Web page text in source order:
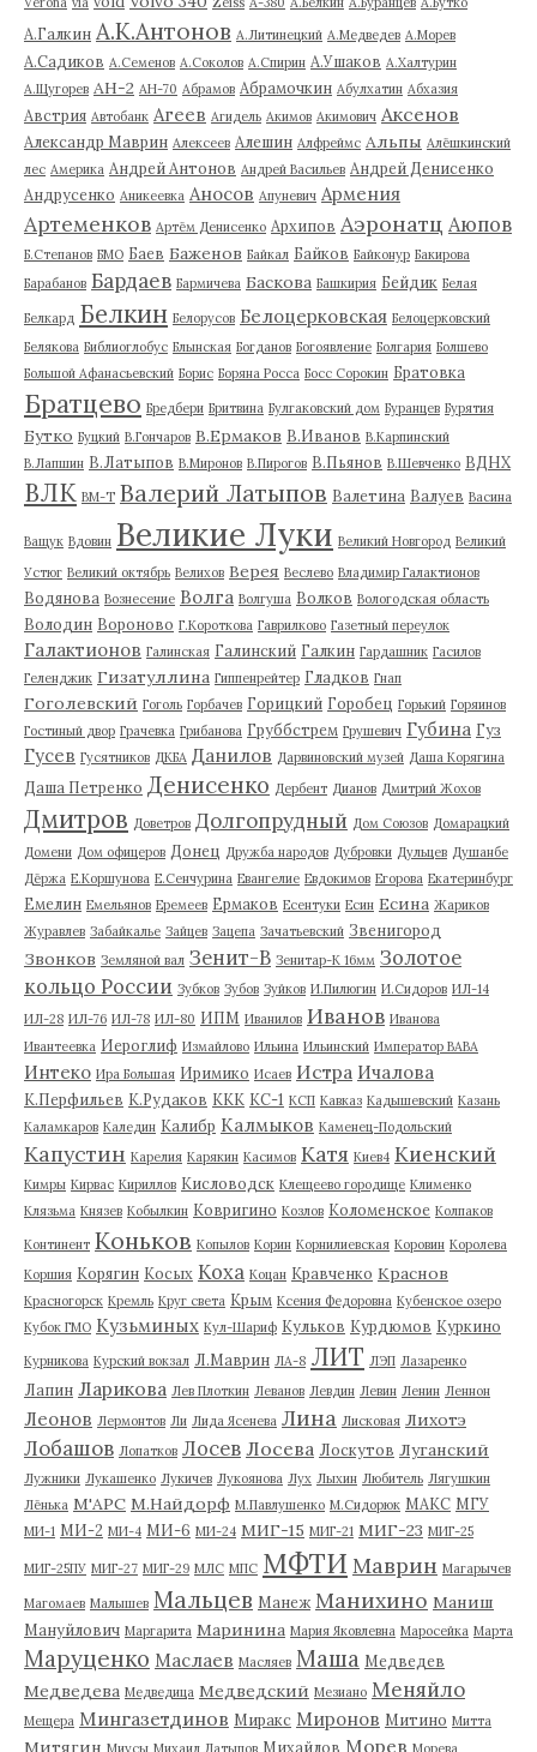
А.Галкин А.К.Антонов А.Литинецкий А.Медведев А.Морев
А.Садиков А.Семенов А.Соколов А.Спирин А.Ушаков А.Халтурин
А.Щугорев АН-2 АН-70 Абрамов Абрамочкин Абулхатин Абхазия
Австрия Автобанк Агеев Агидель Акимов Акимович Аксенов
Александр Маврин Алексеев Алешин Алфреймс Альпы Алёшкинский
лес Америка Андрей Антонов Андрей Васильев Андрей Денисенко
Андрусенко Аникеевка Аносов Апуневич Армения
Артеменков Артём Денисенко Архипов Аэронатц Аюпов
Б.Степанов БМО Баев Баженов Байкал Байков Байконур Бакирова
Барабанов Бардаев Бармичева Баскова Башкирия Бейдик Белая
Белкард Белкин Белорусов Белоцерковская Белоцерковский
Белякова Библиоглобус Блынская Богданов Богоявление Болгария Болшево
Большой Афанасьевский Борис Боряна Росса Босс Сорокин Братовка
Братцево Бредбери Бритвина Булгаковский дом Буранцев Бурятия
Бутко Буцкий В.Гончаров В.Ермаков В.Иванов В.Карпинский
В.Лапшин В.Латыпов В.Миронов В.Пирогов В.Пьянов В.Шевченко ВДНХ
ВЛК ВМ-Т Валерий Латыпов Валетина Валуев Васина
Ващук Вдовин Великие Луки Великий Новгород Великий
Устюг Великий октябрь Велихов Верея Веслево Владимир Галактионов
Водянова Вознесение Волга Волгуша Волков Вологодская область
Володин Вороново Г.Короткова Гаврилково Газетный переулок
Галактионов Галинская Галинский Галкин Гардашник Гасилов
Геленджик Гизатуллина Гиппенрейтер Гладков Гнап
Гоголевский Гоголь Горбачев Горицкий Горобец Горький Горяинов
Гостиный двор Грачевка Грибанова Груббстрем Грушевич Губина Гуз
Гусев Гусятников ДКБА Данилов Дарвиновский музей Даша Корягина
Даша Петренко Денисенко Дербент Дианов Дмитрий Жохов
Дмитров Доветров Долгопрудный Дом Союзов Домарацкий
Домени Дом офицеров Донец Дружба народов Дубровки Дульцев Душанбе
Дёржа Е.Коршунова Е.Сенчурина Евангелие Евдокимов Егорова Екатеринбург
Емелин Емельянов Еремеев Ермаков Есентуки Есин Есина Жариков
Журавлев Забайкалье Зайцев Зацепа Зачатьевский Звенигород
Звонков Земляной вал Зенит-В Зенитар-К 16мм Золотое
кольцо России Зубков Зубов Зуйков И.Пилюгин И.Сидоров ИЛ-14
ИЛ-28 ИЛ-76 ИЛ-78 ИЛ-80 ИПМ Иванилов Иванов Иванова
Ивантеевка Иероглиф Измайлово Ильина Ильинский Император ВАВА
Интеко Ира Большая Иримико Исаев Истра Ичалова
К.Перфильев К.Рудаков ККК КС-1 КСП Кавказ Кадышевский Казань
Каламкаров Каледин Калибр Калмыков Каменец-Подольский
Капустин Карелия Карякин Касимов Катя Киев4 Киенский
Кимры Кирвас Кириллов Кисловодск Клещеево городище Клименко
Клязьма Князев Кобылкин Ковригино Козлов Коломенское Колпаков
Континент Коньков Копылов Корин Корнилиевская Коровин Королева
Коршия Корягин Косых Коха Коцан Кравченко Краснов
Красногорск Кремль Круг света Крым Ксения Федоровна Кубенское озеро
Кубок ГМО Кузьминых Кул-Шариф Кульков Курдюмов Куркино
Курникова Курский вокзал Л.Маврин ЛА-8 ЛИТ ЛЭП Лазаренко
Лапин Ларикова Лев Плоткин Леванов Левдин Левин Ленин Леннон
Леонов Лермонтов Ли Лида Ясенева Лина Лисковая Лихотэ
Лобашов Лопатков Лосев Лосева Лоскутов Луганский
Лужники Лукашенко Лукичев Лукоянова Лух Лыхин Любитель Лягушкин
Лёнька М'АРС М.Найдорф М.Павлушенко М.Сидорюк МАКС МГУ
МИ-1 МИ-2 МИ-4 МИ-6 МИ-24 МИГ-15 МИГ-21 МИГ-23 МИГ-25
МИГ-25ПУ МИГ-27 МИГ-29 МЛС МПС МФТИ Маврин Магарычев
Магомаев Малышев Мальцев Манеж Манихино Маниш
Мануйлович Маргарита Маринина Мария Яковлевна Маросейка Марта
Маруценко Маслаев Масляев Маша Медведев
Медведева Медведица Медведский Мезиано Меняйло
Мещера Мингазетдинов Миракс Миронов Митино Митта
Митягин Миусы Михаил Латыпов Михайлов Морев Морева